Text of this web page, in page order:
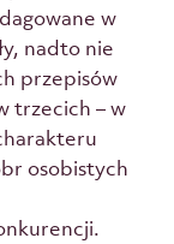
w
nadto nie
przepisów
trzecich – w
osobistych